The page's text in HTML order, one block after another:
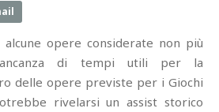
alcune opere considerate non più
di tempi utili per la
delle opere previste per i Giochi
rivelarsi un assist storico